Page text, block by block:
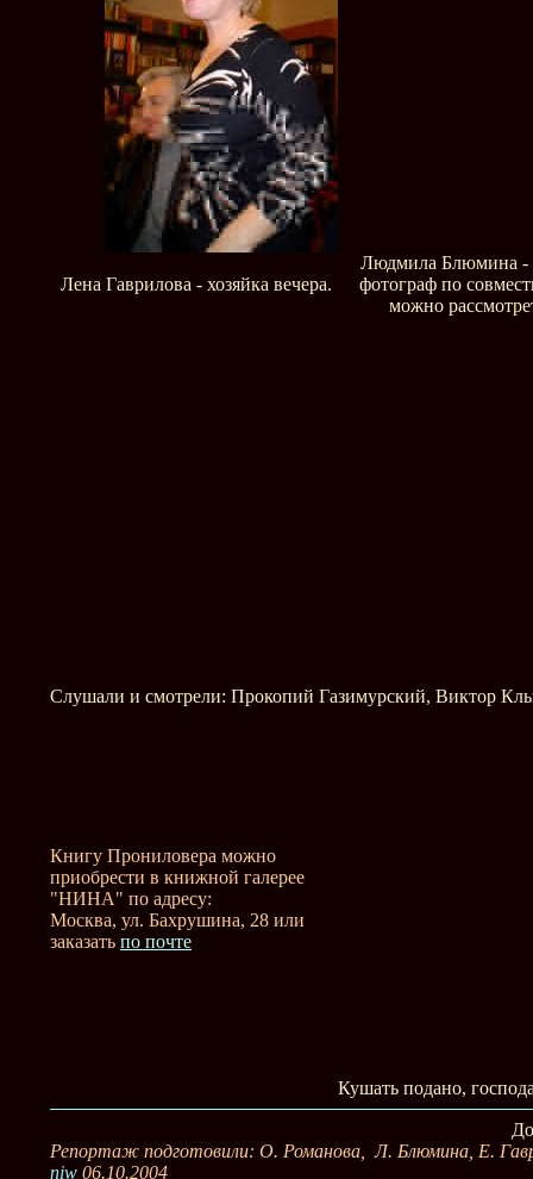
Лена Гаврилова - хозяйка вечера.
Людмила Блюмина -
фотограф по
можно
Слушали и смотрели: Прокопий Газимурский, Виктор
Книгу Прониловера можно
приобрести в книжной галерее
"НИНА" по адресу:
Москва, ул. Бахрушина, 28 или
заказать по почте
Кушать подано,
Репортаж подготовили: О. Романова, Л. Блюмина, Е.
niw 06.10.2004